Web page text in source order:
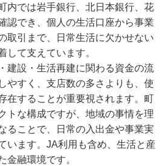
内では岩手銀行、北日本銀行、花
認でき、個人の生活口座から事業
取引まで、日常生活に欠かせない
して支えています。
建設・生活再建に関わる資金の流
やすく、支店数の多さよりも、使
在することが重要視されます。町
トな構成ですが、地域の事情を理
ることで、日常の入出金や事業実
います。JA利用も含め、生活と産
金融環境です。